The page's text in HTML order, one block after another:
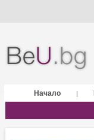
Начало |